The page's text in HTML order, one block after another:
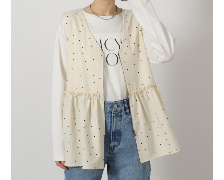
1.本服務係由「台灣大哥大股份有限公司」（以下簡稱本公司）所提供，讓
用戶於交易時，得透過本服務購買商品或服務，並由商店將買賣／分期付款
買賣價金債權讓與本公司後，依約使用本公司帳單繳交帳款。
2.基於同意付款使用「大哥付你分期」之契約關係目的，商店將以您的個人
資料（包含姓名、電話或地址）提供予台灣大哥大進項蒐集、處理及利用，
由本公司與您本人進行分期帳單所需資料之確認、核對及更正。
3.完整用戶服務條款，請詳閱以下連結：
https://oppay.tw/userRule
３．收到繳費通知簡訊後14天內，點擊此簡訊中的連結，可透過四大超商／
ATM／網路銀行／等多元方式進行付款，方視為交易完成。
※ 請注意：結帳手續完成當下不需立刻繳費，但若您需要取消訂單，請聯絡
購買商品的店家。未經商家同意取消之訂單仍視為有效，需透過AFTEE先享
※ 交易是否成功請以「AFTEE先享後付 」之結帳頁面顯示為準，若有關於
是否繳費成功／繳費後需取消欲退款等相關疑問，請聯繫「AFTEE先享後付
https://netprotections.freshdesk.com/support/home
１．透過由恩沛科技股份有限公司提供之「AFTEE先享後付」服務完成之交
易，需依本服務之必要範圍內提供個人資料，並將交易相關給付款項請求債
權轉讓予恩沛科技股份有限公司。
２．關於個人資料處理事宜，請瀏覽以下網址： https://aftee.tw/terms/#terms3
３．未成年的使用者請事先徵得法定代理人或監護人之同意方可使用
「AFTEE先享後付」，若未經同意申辦者引起之損失，本公司不負相關責
４．使用「AFTEE先享後付」時，將依據個別帳號之用戶狀況，依本公司即
時審查核予不同之上限額度；若仍有額度不足之情形，本公司將視審查結果
請求用戶進行身份認證。
每筆NT$80，滿NT$1,500(含以上)免運費
每筆NT$80，滿NT$1,500(含以上)免運費
每筆NT$80，滿NT$1,500(含以上)免運費